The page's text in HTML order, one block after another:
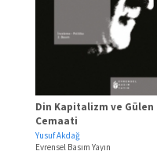
Din Kapitalizm ve Gülen
Cemaati
Yusuf Akdağ
Evrensel Basım Yayın